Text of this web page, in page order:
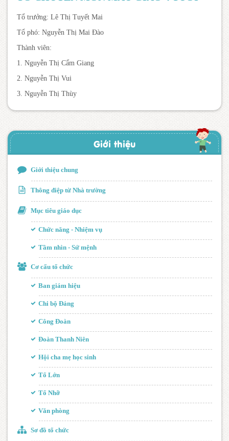
Tổ trưởng: Lê Thị Tuyết Mai
Tổ phó: Nguyễn Thị Mai Đào
Thành viên:
1. Nguyễn Thị Cẩm Giang
2. Nguyễn Thị Vui
3. Nguyễn Thị Thùy
Giới thiệu
Giới thiệu chung
Thông điệp từ Nhà trường
Mục tiêu giáo dục
Chức năng - Nhiệm vụ
Tầm nhìn - Sứ mệnh
Cơ cấu tổ chức
Ban giám hiệu
Chi bộ Đảng
Công Đoàn
Đoàn Thanh Niên
Hội cha mẹ học sinh
Tổ Lớn
Tổ Nhỡ
Văn phòng
Sơ đồ tổ chức